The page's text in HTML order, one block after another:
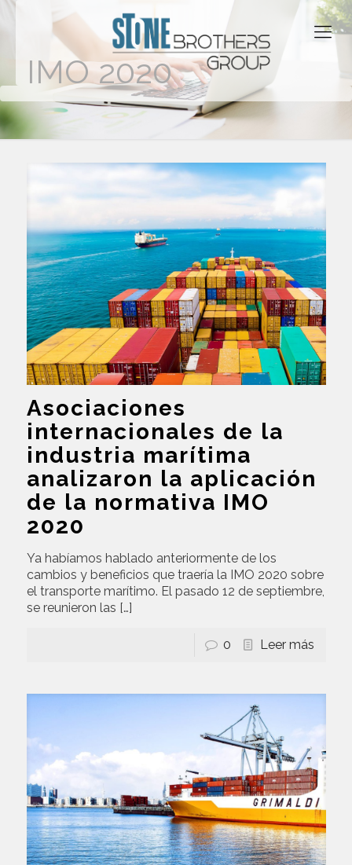
IMO 2020
Asociaciones
internacionales de la
industria marítima
analizaron la aplicación
de la normativa IMO
2020
Ya habíamos hablado anteriormente de los
cambios y beneficios que traería la IMO 2020 sobre
el transporte marítimo. El pasado 12 de septiembre,
se reunieron las […]
0 Leer más